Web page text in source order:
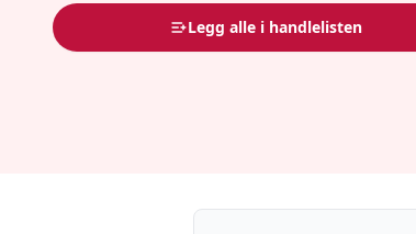
Legg alle i handlelisten